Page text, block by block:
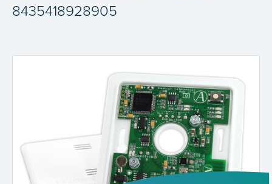
8435418928905